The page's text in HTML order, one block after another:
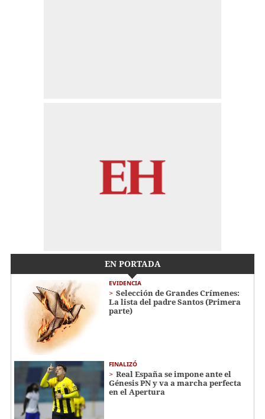
EN PORTADA
EVIDENCIA
Selección de Grandes Crímenes:
La lista del padre Santos (Primera
parte)
FINALIZÓ
Real España se impone ante el
Génesis PN y va a marcha perfecta
en el Apertura